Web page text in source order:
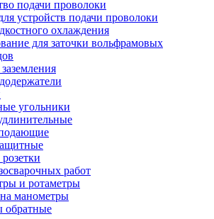
подачи проволоки
устройств подачи проволоки
охлаждения
для заточки вольфрамовых
угольники
работ
и ротаметры
манометры
обратные